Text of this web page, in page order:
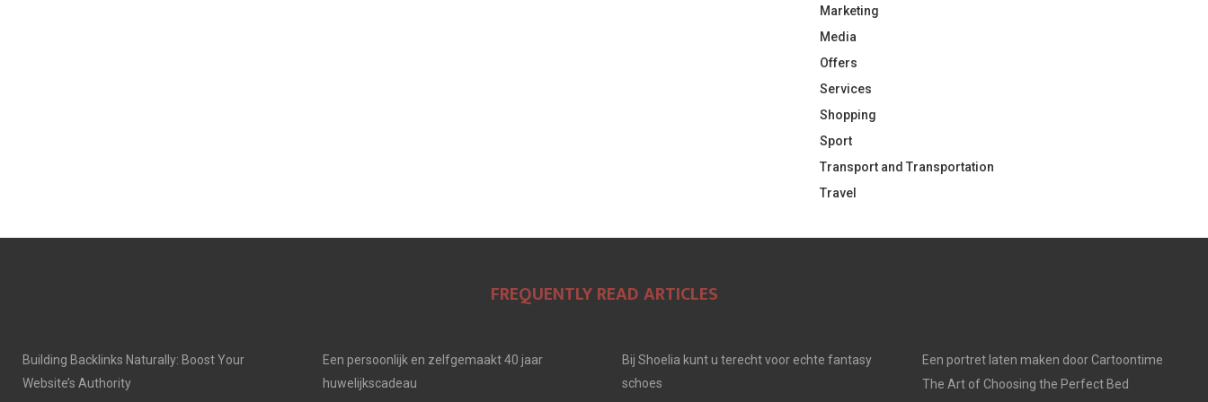
Marketing
Media
Offers
Services
Shopping
Sport
Transport and Transportation
Travel
FREQUENTLY READ ARTICLES
Building Backlinks Naturally: Boost Your
Website’s Authority
Een persoonlijk en zelfgemaakt 40 jaar
huwelijkscadeau
Bij Shoelia kunt u terecht voor echte fantasy
schoes
Een portret laten maken door Cartoontime
The Art of Choosing the Perfect Bed